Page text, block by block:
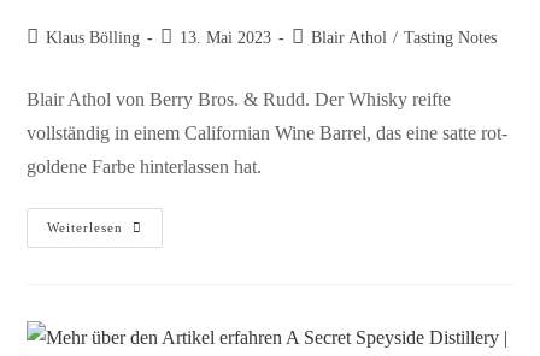
Klaus Bölling 13. Mai 2023 Blair Athol / Tasting Notes
Blair Athol von Berry Bros. & Rudd. Der Whisky reifte
vollständig in einem Californian Wine Barrel, das eine satte rot-
goldene Farbe hinterlassen hat.
Weiterlesen